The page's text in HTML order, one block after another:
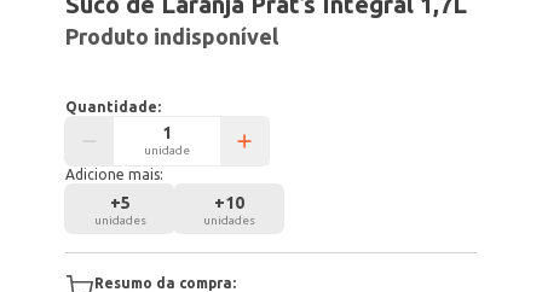
Produto indisponível
Quantidade:
unidade
Adicione mais:
+5
unidades
+10
unidades
Resumo da compra: